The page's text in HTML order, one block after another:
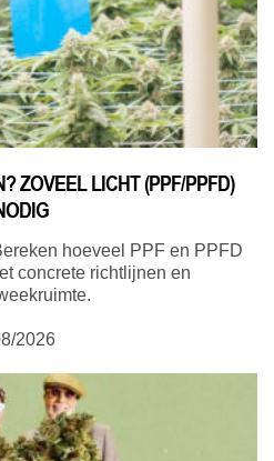
ZOVEEL LICHT (PPF/PPFD)
hoeveel PPF en PPFD
concrete richtlijnen en
2026